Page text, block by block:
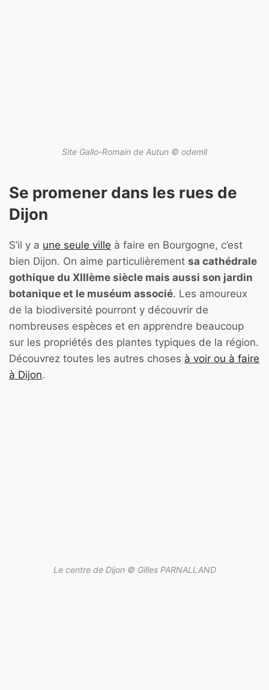
Site Gallo-Romain de Autun © odemll
Se promener dans les rues de
Dijon
S’il y a une seule ville à faire en Bourgogne, c’est
bien Dijon. On aime particulièrement sa cathédrale
gothique du XIIIème siècle mais aussi son jardin
botanique et le muséum associé. Les amoureux
de la biodiversité pourront y découvrir de
nombreuses espèces et en apprendre beaucoup
sur les propriétés des plantes typiques de la région.
Découvrez toutes les autres choses à voir ou à faire
à Dijon.
Le centre de Dijon © Gilles PARNALLAND